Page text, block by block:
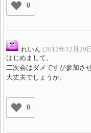
0
れいん (2012年12月29
はじめまして。
二次会はダメですが参加さ
大丈夫でしょうか。
0